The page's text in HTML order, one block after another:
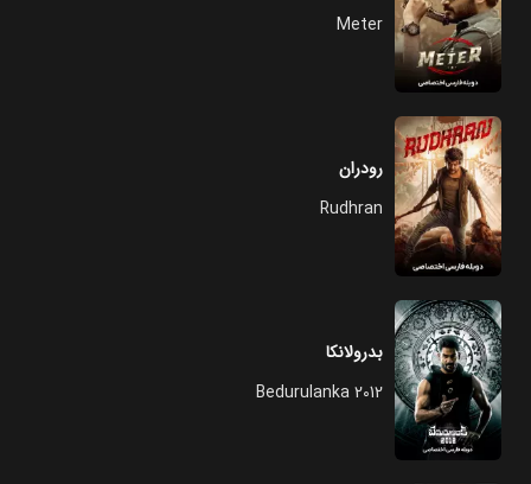
Meter
رودران
Rudhran
بدرولانکا
Bedurulanka 2012